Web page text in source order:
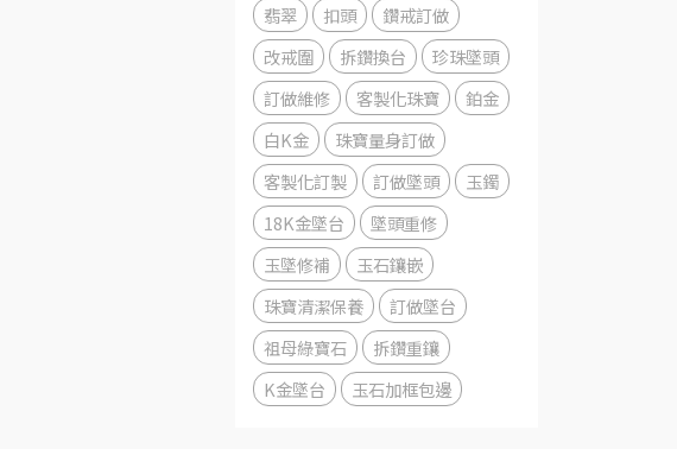
翡翠
扣頭
鑽戒訂做
改戒圍
拆鑽換台
珍珠墜頭
訂做維修
客製化珠寶
鉑金
白K金
珠寶量身訂做
客製化訂製
訂做墜頭
玉鐲
18K金墜台
墜頭重修
玉墜修補
玉石鑲嵌
珠寶清潔保養
訂做墜台
祖母綠寶石
拆鑽重鑲
K金墜台
玉石加框包邊